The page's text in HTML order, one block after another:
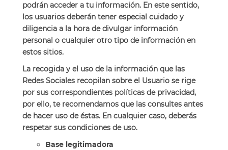
podrán acceder a tu información. En este sentido,
los usuarios deberán tener especial cuidado y
diligencia a la hora de divulgar información
personal o cualquier otro tipo de información en
estos sitios.
La recogida y el uso de la información que las
Redes Sociales recopilan sobre el Usuario se rige
por sus correspondientes políticas de privacidad,
por ello, te recomendamos que las consultes antes
de hacer uso de éstas. En cualquier caso, deberás
respetar sus condiciones de uso.
Base legitimadora